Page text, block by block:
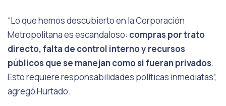
“Lo que hemos descubierto en la Corporación
Metropolitana es escandaloso: compras por trato
directo, falta de control interno y recursos
públicos que se manejan como si fueran privados.
Esto requiere responsabilidades políticas inmediatas”,
agregó Hurtado.